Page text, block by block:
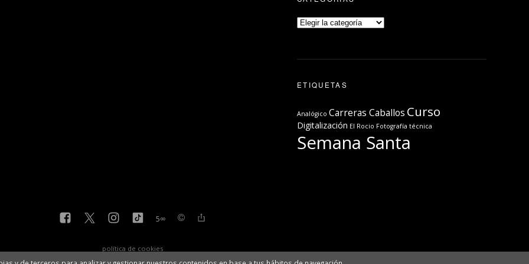
ETIQUETAS
Analógico Carreras Caballos Curso
Digitalización El Rocio Fotografía técnica
Semana Santa
5∞
política de cookies